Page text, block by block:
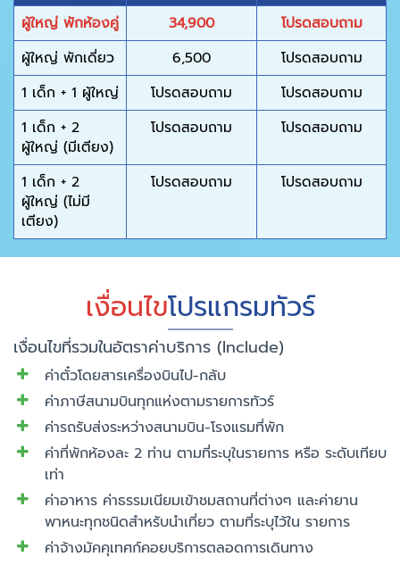
ผู้ใหญ่ พักห้องคู่ 34,900
โปรดสอบถาม
ผู้ใหญ่ พักเดี่ยว
6,500
โปรดสอบถาม
1 เด็ก + 1 ผู้ใหญ่
โปรดสอบถาม
โปรดสอบถาม
1 เด็ก + 2
ผู้ใหญ่ (มีเตียง)
โปรดสอบถาม โปรดสอบถาม
1 เด็ก + 2
ผู้ใหญ่ (ไม่มี
เตียง)
โปรดสอบถาม โปรดสอบถาม
เงื่อนไขโปรแกรมทัวร์
เงื่อนไขที่รวมในอัตราค่าบริการ (Include)
ค่าตั๋วโดยสารเครื่องบินไป-กลับ
ค่าภาษีสนามบินทุกแห่งตามรายการทัวร์
ค่ารถรับส่งระหว่างสนามบิน-โรงแรมที่พัก
ค่าที่พักห้องละ 2 ท่าน ตามที่ระบุในรายการ หรือ ระดับเทียบ
เท่า
ค่าอาหาร ค่าธรรมเนียมเข้าชมสถานที่ต่างๆ และค่ายาน
พาหนะทุกชนิดสำหรับนำเที่ยว ตามที่ระบุไว้ใน รายการ
ค่าจ้างมัคคุเทศก์คอยบริการตลอดการเดินทาง